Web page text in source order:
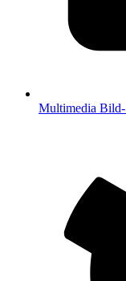
Multimedia Bild-